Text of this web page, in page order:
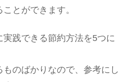
とができます。
践できる節約方法を5つに
ものばかりなので、参考にし